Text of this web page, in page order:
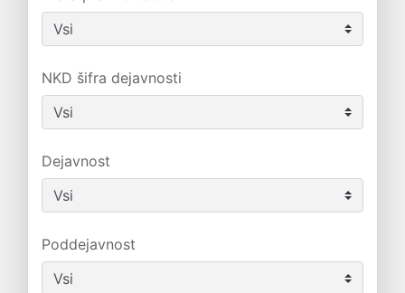
NKD šifra dejavnosti
Dejavnost
Poddejavnost